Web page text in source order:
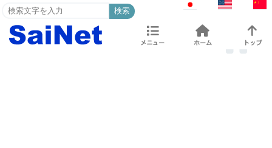
検索
メニュー ホーム トップ